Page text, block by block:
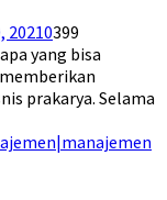
20210399
yang bisa
prakarya. Selama